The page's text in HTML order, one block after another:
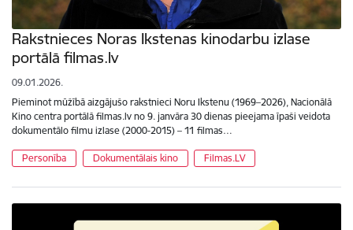
Rakstnieces Noras Ikstenas kinodarbu izlase
portālā filmas.lv
09.01.2026.
Pieminot mūžībā aizgājušo rakstnieci Noru Ikstenu (1969–2026), Nacionālā
Kino centra portālā filmas.lv no 9. janvāra 30 dienas pieejama īpaši veidota
dokumentālo filmu izlase (2000-2015) – 11 filmas…
Personība Dokumentālais kino Filmas.LV